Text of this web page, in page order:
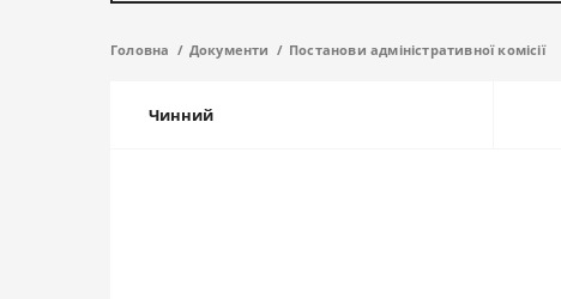
Головна Документи Постанови адміністративної комісії
Чинний